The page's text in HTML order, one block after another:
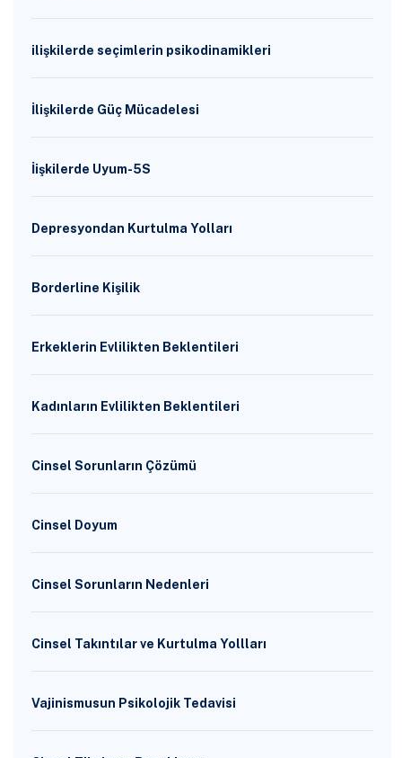
ilişkilerde seçimlerin psikodinamikleri
İlişkilerde Güç Mücadelesi
İişkilerde Uyum-5S
Depresyondan Kurtulma Yolları
Borderline Kişilik
Erkeklerin Evlilikten Beklentileri
Kadınların Evlilikten Beklentileri
Cinsel Sorunların Çözümü
Cinsel Doyum
Cinsel Sorunların Nedenleri
Cinsel Takıntılar ve Kurtulma Yollları
Vajinismusun Psikolojik Tedavisi